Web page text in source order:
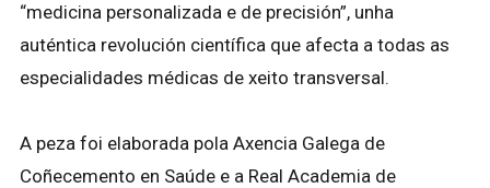
“medicina personalizada e de precisión”, unha
auténtica revolución científica que afecta a todas as
especialidades médicas de xeito transversal.
A peza foi elaborada pola Axencia Galega de
Coñecemento en Saúde e a Real Academia de